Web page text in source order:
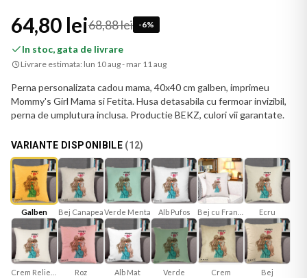
64,80 lei68,88 lei -6%
In stoc, gata de livrare
Livrare estimata: lun 10 aug - mar 11 aug
Perna personalizata cadou mama, 40x40 cm galben, imprimeu
Mommy's Girl Mama si Fetita. Husa detasabila cu fermoar invizibil,
perna de umplutura inclusa. Productie BEKZ, culori vii garantate.
VARIANTE DISPONIBILE (12)
Galben Bej CanapeaVerde Menta Alb Pufos Ecru
Roz Alb Mat Verde Crem Bej